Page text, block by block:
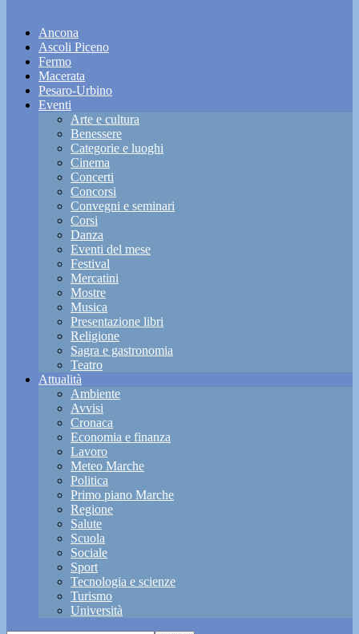
Ancona
Ascoli Piceno
Fermo
Macerata
Pesaro-Urbino
Eventi
Arte e cultura
Benessere
Categorie e luoghi
Cinema
Concerti
Concorsi
Convegni e seminari
Corsi
Danza
Eventi del mese
Festival
Mercatini
Mostre
Musica
Presentazione libri
Religione
Sagra e gastronomia
Teatro
Attualità
Ambiente
Avvisi
Cronaca
Economia e finanza
Lavoro
Meteo Marche
Politica
Primo piano Marche
Regione
Salute
Scuola
Sociale
Sport
Tecnologia e scienze
Turismo
Università